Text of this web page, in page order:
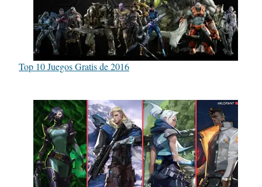
Top 10 Juegos Gratis de 2016